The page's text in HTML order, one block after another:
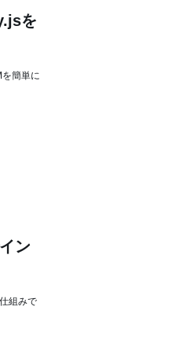
を
簡単に
ン
組みで